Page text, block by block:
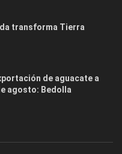
transforma Tierra
de aguacate a
agosto: Bedolla